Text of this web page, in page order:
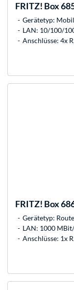
FRITZ! Box
Gerätetyp:
LAN: 10/100/
Anschlüsse: 4x
FRITZ! Box
Gerätetyp:
LAN: 1000
Anschlüsse: 1x